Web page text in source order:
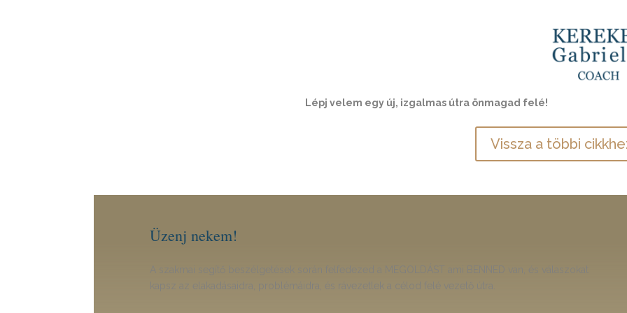
Lépj velem egy új, izgalmas útra önmagad felé!
Vissza a többi
Üzenj nekem!
kapsz az elakadásaidra, problémáidra, és rávezetlek a célod felé vezető útra.